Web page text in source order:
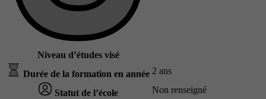
Niveau d’études visé
Durée de la formation en année 2 ans
Statut de l’école Non renseigné